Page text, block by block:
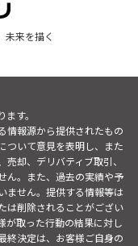
未来を描く
す。
情報源から提供されたもの
ついて意見を表明し、また
却、デリバティブ取引、
ん。また、過去の実績や予
ません。提供する情報等は
は削除されることがござい
が取った行動の結果に対し
終決定は、お客様ご自身の